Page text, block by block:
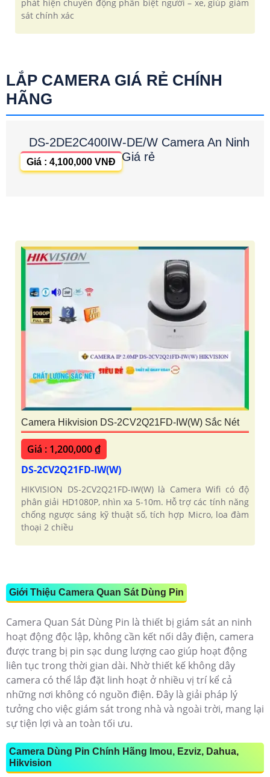
phát hiện chuyển động phân biệt người – xe, giúp giám
sát chính xác
LẮP CAMERA GIÁ RẺ CHÍNH
HÃNG
DS-2DE2C400IW-DE/W Camera An Ninh
Giá rẻ
Giá : 4,100,000 VNĐ
Camera Hikvision DS-2CV2Q21FD-IW(W) Sắc Nét
Giá : 1,200,000 ₫
DS-2CV2Q21FD-IW(W)
HIKVISION DS-2CV2Q21FD-IW(W) là Camera Wifi có độ
phân giải HD1080P, nhìn xa 5-10m. Hỗ trợ các tính năng
chống ngược sáng kỹ thuật số, tích hợp Micro, loa đàm
thoại 2 chiều
Giới Thiệu Camera Quan Sát Dùng Pin
Camera Quan Sát Dùng Pin là thiết bị giám sát an ninh
hoạt động độc lập, không cần kết nối dây điện, camera
được trang bị pin sạc dung lượng cao giúp hoạt động
liên tục trong thời gian dài. Nhờ thiết kế không dây
camera có thể lắp đặt linh hoạt ở nhiều vị trí kể cả
những nơi không có nguồn điện. Đây là giải pháp lý
tưởng cho việc giám sát trong nhà và ngoài trời, mang lại
sự tiện lợi và an toàn tối ưu.
Camera Dùng Pin Chính Hãng Imou, Ezviz, Dahua,
Hikvision